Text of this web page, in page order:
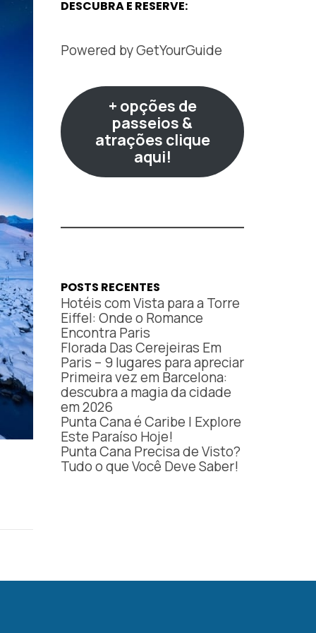
DESCUBRA E RESERVE:
Powered byGetYourGuide
+ opções de
passeios &
atrações clique
aqui!
POSTS RECENTES
Hotéis com Vista para a Torre
Eiffel: Onde o Romance
Encontra Paris
Florada Das Cerejeiras Em
Paris – 9 lugares para apreciar
Primeira vez em Barcelona:
descubra a magia da cidade
em 2026
Punta Cana é Caribe | Explore
Este Paraíso Hoje!
Punta Cana Precisa de Visto?
Tudo o que Você Deve Saber!